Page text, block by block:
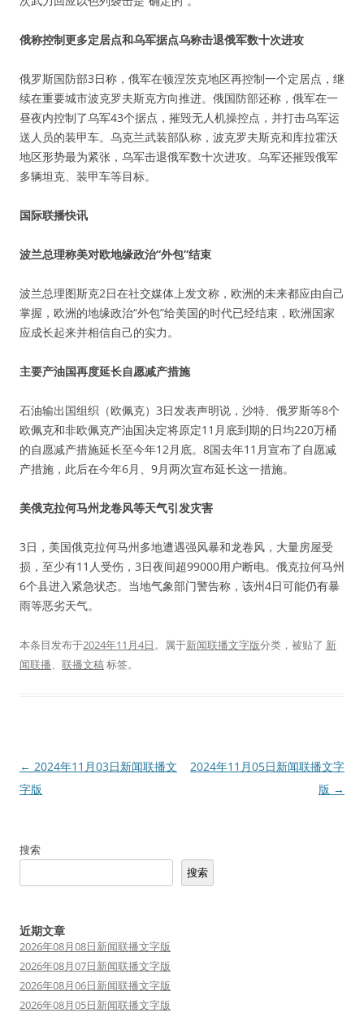
俄称控制更多定居点和乌军据点乌称击退俄军数十次进攻
俄罗斯国防部3日称，俄军在顿涅茨克地区再控制一个定居点，继
续在重要城市波克罗夫斯克方向推进。俄国防部还称，俄军在一
昼夜内控制了乌军43个据点，摧毁无人机操控点，并打击乌军运
送人员的装甲车。乌克兰武装部队称，波克罗夫斯克和库拉霍沃
地区形势最为紧张，乌军击退俄军数十次进攻。乌军还摧毁俄军
多辆坦克、装甲车等目标。
国际联播快讯
波兰总理称美对欧地缘政治“外包”结束
波兰总理图斯克2日在社交媒体上发文称，欧洲的未来都应由自己
掌握，欧洲的地缘政治“外包”给美国的时代已经结束，欧洲国家
应成长起来并相信自己的实力。
主要产油国再度延长自愿减产措施
石油输出国组织（欧佩克）3日发表声明说，沙特、俄罗斯等8个
欧佩克和非欧佩克产油国决定将原定11月底到期的日均220万桶
的自愿减产措施延长至今年12月底。8国去年11月宣布了自愿减
产措施，此后在今年6月、9月两次宣布延长这一措施。
美俄克拉何马州龙卷风等天气引发灾害
3日，美国俄克拉何马州多地遭遇强风暴和龙卷风，大量房屋受
损，至少有11人受伤，3日夜间超99000用户断电。俄克拉何马州
6个县进入紧急状态。当地气象部门警告称，该州4日可能仍有暴
雨等恶劣天气。
本条目发布于2024年11月4日。属于新闻联播文字版分类，被贴了 新
闻联播、 联播文稿标签。
文
章
← 2024年11月03日新闻联播文
字版
2024年11月05日新闻联播文字
版 →
搜索
搜索
近期文章
2026年08月08日新闻联播文字版
2026年08月07日新闻联播文字版
2026年08月06日新闻联播文字版
2026年08月05日新闻联播文字版